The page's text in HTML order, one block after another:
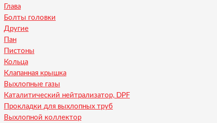
Глава
Болты головки
Другие
Пан
Пистоны
Кольца
Клапанная крышка
Выхлопные газы
Каталитический нейтрализатор, DPF
Прокладки для выхлопных труб
Выхлопной коллектор